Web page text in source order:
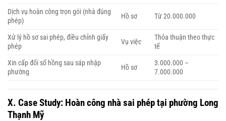
Dịch vụ hoàn công trọn gói (nhà đúng
phép)
Hồ sơ Từ 20.000.000
Xử lý hồ sơ sai phép, điều chỉnh giấy
phép
Vụ việc
Thỏa thuận theo thực
tế
Xin cấp đổi sổ hồng sau sáp nhập
phường
Hồ sơ
3.000.000 –
7.000.000
X. Case Study: Hoàn công nhà sai phép tại phường Long
Thạnh Mỹ